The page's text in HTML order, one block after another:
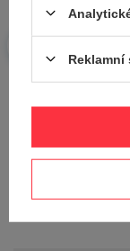
Vaše jméno